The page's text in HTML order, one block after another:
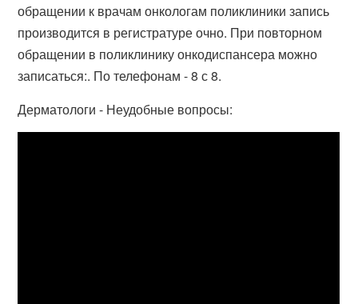
обращении к врачам онкологам поликлиники запись
производится в регистратуре очно. При повторном
обращении в поликлинику онкодиспансера можно
записаться:. По телефонам - 8 с 8.
Дерматологи - Неудобные вопросы: